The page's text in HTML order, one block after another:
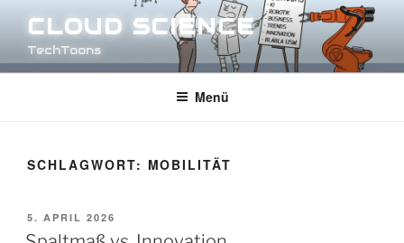
Inhalt
springen
CLOUD SCIENCE
TechToons
Menü
SCHLAGWORT: MOBILITÄT
VERÖFFENTLICHT
AM
5. APRIL 2026